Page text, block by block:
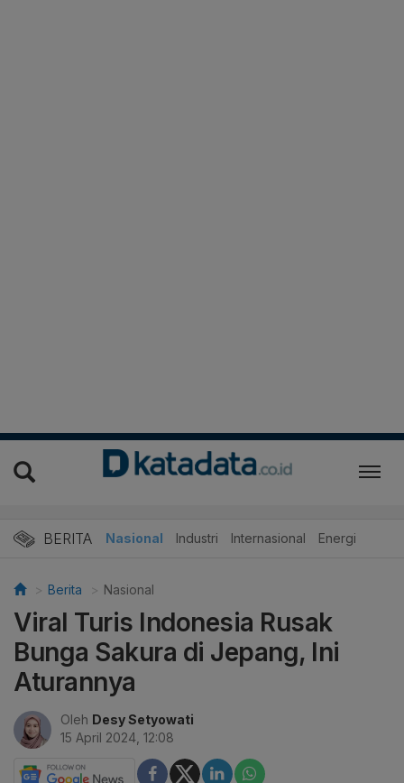
BERITA Nasional Industri Internasional Energi
Berita Nasional
Viral Turis Indonesia Rusak
Bunga Sakura di Jepang, Ini
Aturannya
Oleh Desy Setyowati
15 April 2024, 12:08